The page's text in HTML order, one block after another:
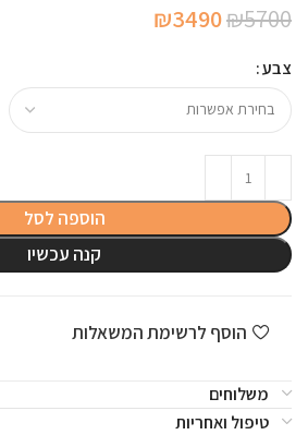
₪5700
המחיר
₪5700.
₪3490
צבע
הוספה לסל
קנה עכשיו
הוסף לרשימת המשאלות
משלוחים
טיפול ואחריות